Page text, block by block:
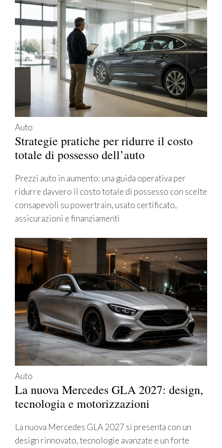
Auto
Strategie pratiche per ridurre il costo
totale di possesso dell’auto
Prezzi auto in aumento: una guida operativa per
ridurre davvero il costo totale di possesso con scelte
consapevoli su powertrain, usato certificato,
assicurazioni e finanziamenti
Auto
La nuova Mercedes GLA 2027: design,
tecnologia e motorizzazioni
La nuova Mercedes GLA 2027 si presenta con un
design rinnovato, tecnologie avanzate e un forte